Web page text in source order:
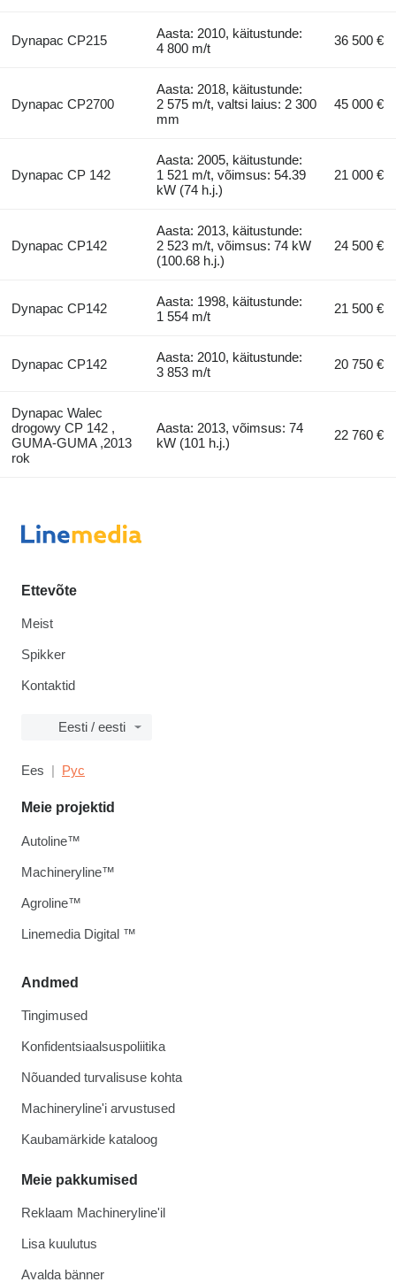
Dynapac CP215
Aasta: 2010, käitustunde:
4 800 m/t
36 500 €
Dynapac CP2700
Aasta: 2018, käitustunde:
2 575 m/t, valtsi laius: 2 300
mm
45 000 €
Dynapac CP 142
Aasta: 2005, käitustunde:
1 521 m/t, võimsus: 54.39
kW (74 h.j.)
21 000 €
Dynapac CP142
Aasta: 2013, käitustunde:
2 523 m/t, võimsus: 74 kW
(100.68 h.j.)
24 500 €
Dynapac CP142
Aasta: 1998, käitustunde:
1 554 m/t
21 500 €
Dynapac CP142
Aasta: 2010, käitustunde:
3 853 m/t
20 750 €
Dynapac Walec
drogowy CP 142 ,
GUMA-GUMA ,2013
rok
Aasta: 2013, võimsus: 74
kW (101 h.j.)
22 760 €
Ettevõte
Meist
Spikker
Kontaktid
Eesti / eesti
Ees Рус
Andmed
Tingimused
Konfidentsiaalsuspoliitika
Nõuanded turvalisuse kohta
Machineryline'i arvustused
Kaubamärkide kataloog
Meie pakkumised
Reklaam Machineryline'il
Lisa kuulutus
Avalda bänner
Meie projektid
Autoline™
Machineryline™
Agroline™
Linemedia Digital ™